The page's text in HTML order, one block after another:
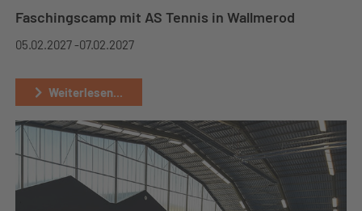
Faschingscamp mit AS Tennis in Wallmerod
05.02.2027 -07.02.2027
Weiterlesen...